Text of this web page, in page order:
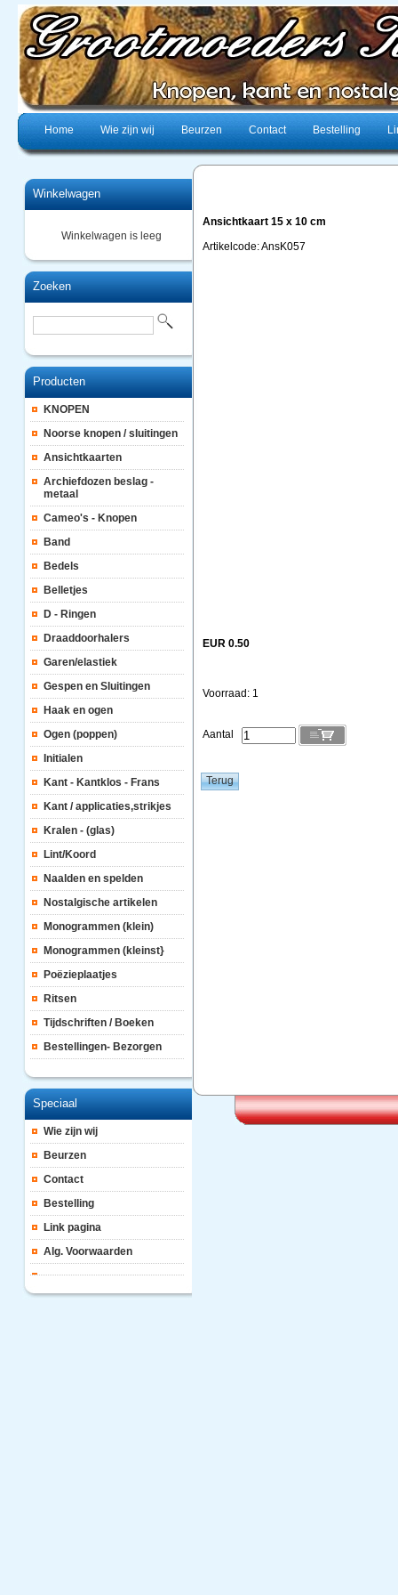
Home Wie zijn wij Beurzen Contact Bestelling
Winkelwagen
Winkelwagen is leeg
Zoeken
Producten
KNOPEN
Noorse knopen / sluitingen
Ansichtkaarten
Archiefdozen beslag -
metaal
Cameo's - Knopen
Band
Bedels
Belletjes
D - Ringen
Draaddoorhalers
Garen/elastiek
Gespen en Sluitingen
Haak en ogen
Ogen (poppen)
Initialen
Kant - Kantklos - Frans
Kant / applicaties,strikjes
Kralen - (glas)
Lint/Koord
Naalden en spelden
Nostalgische artikelen
Monogrammen (klein)
Monogrammen (kleinst}
Poëzieplaatjes
Ritsen
Tijdschriften / Boeken
Bestellingen- Bezorgen
Speciaal
Wie zijn wij
Beurzen
Contact
Bestelling
Link pagina
Alg. Voorwaarden
Ansichtkaart 15 x 10 cm
Artikelcode: AnsK057
EUR 0.50
Voorraad: 1
Aantal